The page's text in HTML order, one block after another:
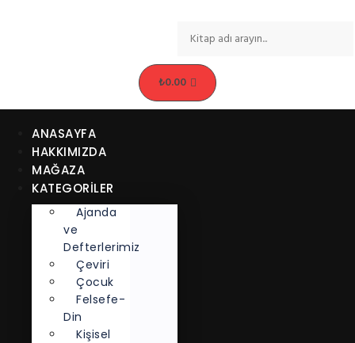
₺0.00
ANASAYFA
HAKKIMIZDA
MAĞAZA
KATEGORİLER
Ajanda
ve
Defterlerimiz
Çeviri
Çocuk
Felsefe-
Din
Kişisel